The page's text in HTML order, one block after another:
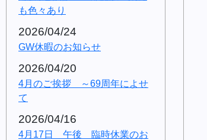
も色々あり
2026/04/24
GW休暇のお知らせ
2026/04/20
4月のご挨拶 ～69周年によせ
て
2026/04/16
4月17日 午後 臨時休業のお